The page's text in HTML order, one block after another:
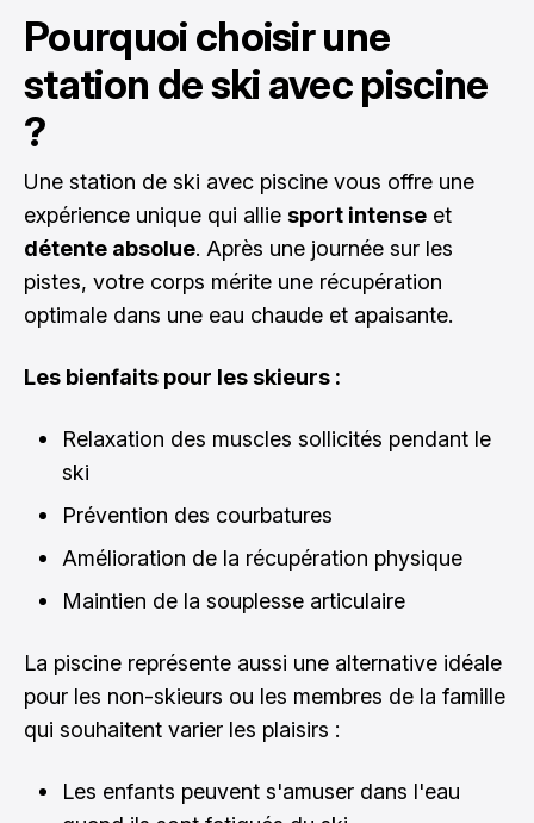
Pourquoi choisir une
station de ski avec piscine
?
Une station de ski avec piscine vous offre une
expérience unique qui allie sport intense et
détente absolue. Après une journée sur les
pistes, votre corps mérite une récupération
optimale dans une eau chaude et apaisante.
Les bienfaits pour les skieurs :
Relaxation des muscles sollicités pendant le
ski
Prévention des courbatures
Amélioration de la récupération physique
Maintien de la souplesse articulaire
La piscine représente aussi une alternative idéale
pour les non-skieurs ou les membres de la famille
qui souhaitent varier les plaisirs :
Les enfants peuvent s'amuser dans l'eau